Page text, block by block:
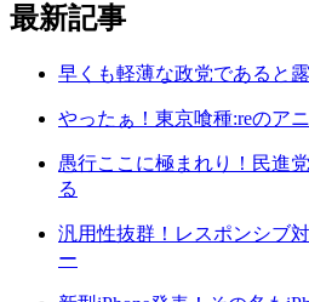
最新記事
早くも軽薄な政党であると
やったぁ！東京喰種:reのア
愚行ここに極まれり！民進
る
汎用性抜群！レスポンシブ
ー